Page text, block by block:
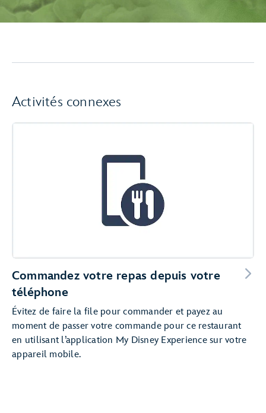
Activités connexes
Commandez votre repas depuis votre
téléphone
Évitez de faire la file pour commander et payez au
moment de passer votre commande pour ce restaurant
en utilisant l’application My Disney Experience sur votre
appareil mobile.